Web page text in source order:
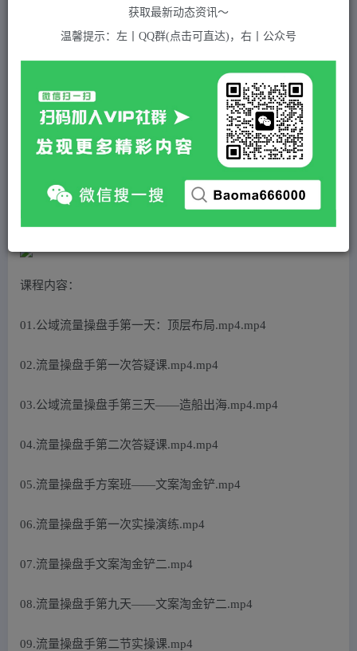
5 积分
黄金会员 免费 超级会员(永久VIP) 免费
站长QQ：1970819299
付费资源
课程内容：
01.公域流量操盘手第一天：顶层布局.mp4.mp4
02.流量操盘手第一次答疑课.mp4.mp4
03.公域流量操盘手第三天——造船出海.mp4.mp4
04.流量操盘手第二次答疑课.mp4.mp4
05.流量操盘手方案班——文案淘金铲.mp4
06.流量操盘手第一次实操演练.mp4
07.流量操盘手文案淘金铲二.mp4
08.流量操盘手第九天——文案淘金铲二.mp4
09.流量操盘手第二节实操课.mp4
获取最新动态资讯～
温馨提示：左丨QQ群(点击可直达)，右丨公众号